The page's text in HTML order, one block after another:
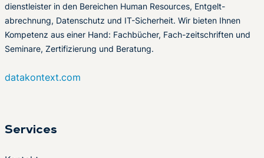
dienstleister in den Bereichen Human Resources, Entgelt-
abrechnung, Datenschutz und IT-Sicherheit. Wir bieten Ihnen
Kompetenz aus einer Hand: Fachbücher, Fach-zeitschriften und
Seminare, Zertifizierung und Beratung.
datakontext.com
Services